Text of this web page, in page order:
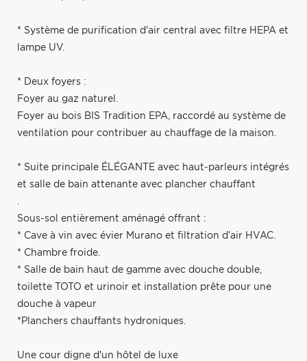
* Système de purification d'air central avec filtre HEPA et
lampe UV.
* Deux foyers :
Foyer au gaz naturel.
Foyer au bois BIS Tradition EPA, raccordé au système de
ventilation pour contribuer au chauffage de la maison.
* Suite principale ÉLÉGANTE avec haut-parleurs intégrés
et salle de bain attenante avec plancher chauffant
.
Sous-sol entièrement aménagé offrant :
* Cave à vin avec évier Murano et filtration d'air HVAC.
* Chambre froide.
* Salle de bain haut de gamme avec douche double,
toilette TOTO et urinoir et installation prête pour une
douche à vapeur
*Planchers chauffants hydroniques.
Une cour digne d'un hôtel de luxe